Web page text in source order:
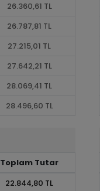
26.360,61 TL
26.787,81 TL
27.215,01 TL
27.642,21 TL
28.069,41 TL
28.496,60 TL
Toplam Tutar
22.844,80 TL